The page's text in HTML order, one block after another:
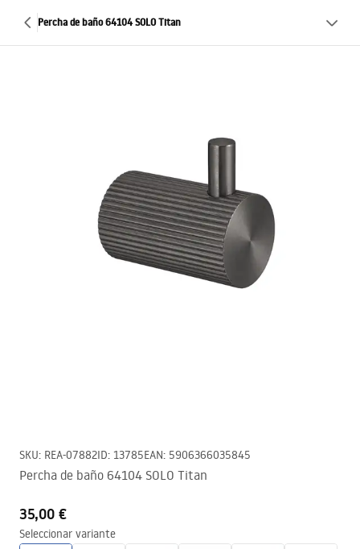
Percha de baño 64104 SOLO Titan
SKU: REA-07882ID: 13785EAN: 5906366035845
Percha de baño 64104 SOLO Titan
35,00 €
Seleccionar variante